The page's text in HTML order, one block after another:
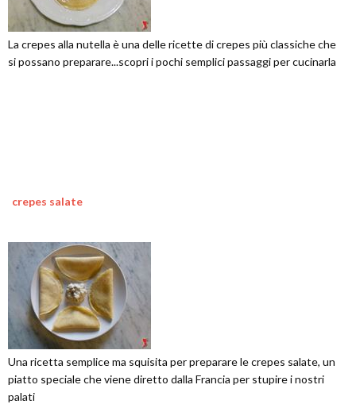
La crepes alla nutella è una delle ricette di crepes più classiche che
si possano preparare...scopri i pochi semplici passaggi per cucinarla
crepes salate
Una ricetta semplice ma squisita per preparare le crepes salate, un
piatto speciale che viene diretto dalla Francia per stupire i nostri
palati